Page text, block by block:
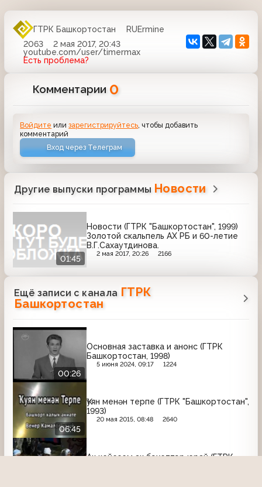
ГТРК Башкортостан
RUErmine
2063
2 мая 2017, 20:43
youtube.com/user/timermax
Есть проблема?
Комментарии 0
Войдите илизарегистрируйтесь , чтобы добавить
комментарий
Вход через Телеграм
Другие выпуски программы Новости
01:45
Новости (ГТРК "Башкортостан", 1999)
Золотой скальпель АХ РБ и 60-летие
В.Г.Сахаутдинова.
2 мая 2017, 20:26 2166
Ещё записи с канала ГТРК
Башкортостан
00:26
Основная заставка и анонс (ГТРК
Башкортостан, 1998)
5 июня 2024, 09:17 1224
06:45
Ҡуян менән терпе (ГТРК "Башкортостан",
1993)
20 мая 2015, 08:48 2640
Ак кейезем ак бэхеттэр юрай (ГТРК